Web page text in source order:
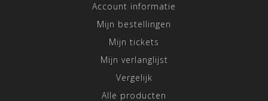
Account informatie
Mijn bestellingen
Mijn tickets
Mijn verlanglijst
Vergelijk
Alle producten